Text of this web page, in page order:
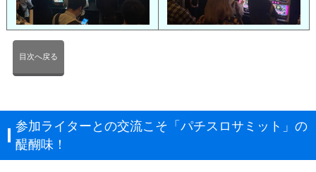
目次へ戻る
参加ライターとの交流こそ「パチスロサミット」の
醍醐味！